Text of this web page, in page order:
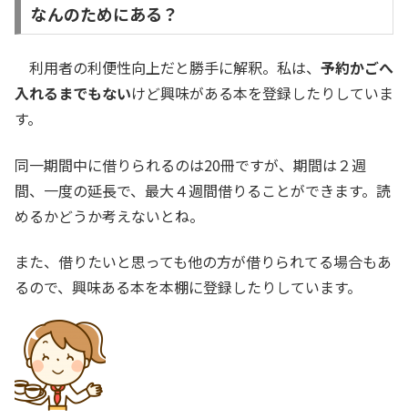
なんのためにある？
利用者の利便性向上だと勝手に解釈。私は、 予約かごへ
入れるまでもないけど興味がある本を登録したりしていま
す。
同一期間中に借りられるのは20冊ですが、期間は２週
間、一度の延長で、最大４週間借りることができます。読
めるかどうか考えないとね。
また、借りたいと思っても他の方が借りられてる場合もあ
るので、興味ある本を本棚に登録したりしています。